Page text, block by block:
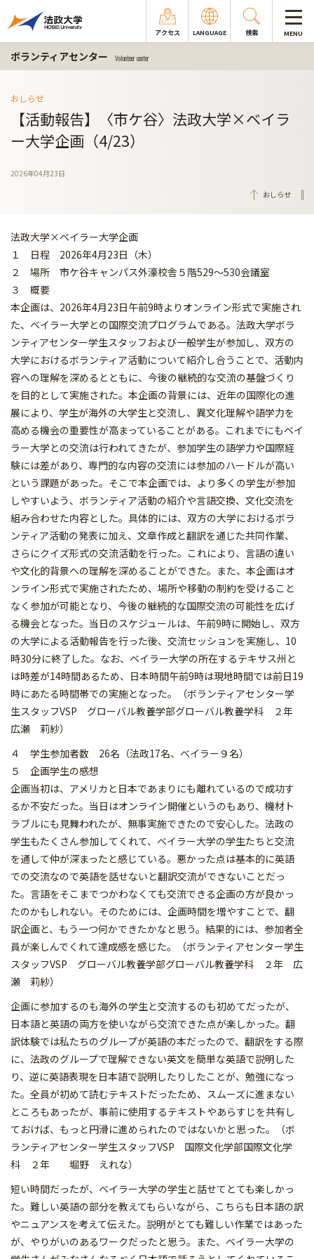
アクセス LANGUAGE 検索 MENU
ボランティアセンター Volunteer center
おしらせ
【活動報告】〈市ケ谷〉法政大学×ベイラ
ー大学企画（4/23）
2026年04月23日
おしらせ
法政大学×ベイラー大学企画
１ 日程 2026年4月23日（木）
２ 場所 市ケ谷キャンパス外濠校舎５階529～530会議室
３ 概要
本企画は、2026年4月23日午前9時よりオンライン形式で実施され
た、ベイラー大学との国際交流プログラムである。法政大学ボラ
ンティアセンター学生スタッフおよび一般学生が参加し、双方の
大学におけるボランティア活動について紹介し合うことで、活動内
容への理解を深めるとともに、今後の継続的な交流の基盤づくり
を目的として実施された。本企画の背景には、近年の国際化の進
展により、学生が海外の大学生と交流し、異文化理解や語学力を
高める機会の重要性が高まっていることがある。これまでにもベイ
ラー大学との交流は行われてきたが、参加学生の語学力や国際経
験には差があり、専門的な内容の交流には参加のハードルが高い
という課題があった。そこで本企画では、より多くの学生が参加
しやすいよう、ボランティア活動の紹介や言語交換、文化交流を
組み合わせた内容とした。具体的には、双方の大学におけるボラ
ンティア活動の発表に加え、文章作成と翻訳を通じた共同作業、
さらにクイズ形式の交流活動を行った。これにより、言語の違い
や文化的背景への理解を深めることができた。また、本企画はオ
ンライン形式で実施されたため、場所や移動の制約を受けること
なく参加が可能となり、今後の継続的な国際交流の可能性を広げ
る機会となった。当日のスケジュールは、午前9時に開始し、双方
の大学による活動報告を行った後、交流セッションを実施し、10
時30分に終了した。なお、ベイラー大学の所在するテキサス州と
は時差が14時間あるため、日本時間午前9時は現地時間では前日19
時にあたる時間帯での実施となった。（ボランティアセンター学
生スタッフVSP グローバル教養学部グローバル教養学科 ２年
広瀬 莉紗）
４ 学生参加者数 26名（法政17名、ベイラー９名）
５ 企画学生の感想
企画当初は、アメリカと日本であまりにも離れているので成功す
るか不安だった。当日はオンライン開催というのもあり、機材ト
ラブルにも見舞われたが、無事実施できたので安心した。法政の
学生もたくさん参加してくれて、ベイラー大学の学生たちと交流
を通して仲が深まったと感じている。悪かった点は基本的に英語
での交流なので英語を話せないと翻訳交流ができないことだっ
た。言語をそこまでつかわなくても交流できる企画の方が良かっ
たのかもしれない。そのためには、企画時間を増やすことで、翻
訳企画と、もう一つ何かできたかなと思う。結果的には、参加者全
員が楽しんでくれて達成感を感じた。（ボランティアセンター学生
スタッフVSP グローバル教養学部グローバル教養学科 ２年 広
瀬 莉紗）
企画に参加するのも海外の学生と交流するのも初めてだったが、
日本語と英語の両方を使いながら交流できた点が楽しかった。翻
訳体験では私たちのグループが英語の本だったので、翻訳をする際
に、法政のグループで理解できない英文を簡単な英語で説明した
り、逆に英語表現を日本語で説明したりしたことが、勉強になっ
た。全員が初めて読むテキストだったため、スムーズに進まない
ところもあったが、事前に使用するテキストやあらすじを共有し
ておけば、もっと円滑に進められたのではないかと思った。（ボ
ランティアセンター学生スタッフVSP 国際文化学部国際文化学
科 ２年 堀野 えれな）
短い時間だったが、ベイラー大学の学生と話せてとても楽しかっ
た。難しい英語の部分を教えてもらいながら、こちらも日本語の訳
やニュアンスを考えて伝えた。説明がとても難しい作業ではあった
が、やりがいのあるワークだったと思う。また、ベイラー大学の